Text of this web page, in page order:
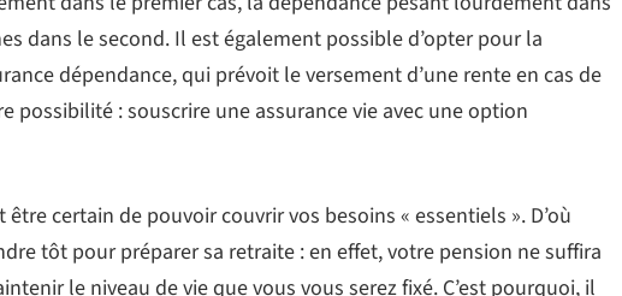
dans le second. Il est également possible d’opter pour la
dépendance, qui prévoit le versement d’une rente en cas de
possibilité : souscrire une assurance vie avec une option
certain de pouvoir couvrir vos besoins « essentiels ». D’où
tôt pour préparer sa retraite : en effet, votre pension ne suffira
le niveau de vie que vous vous serez fixé. C’est pourquoi, il